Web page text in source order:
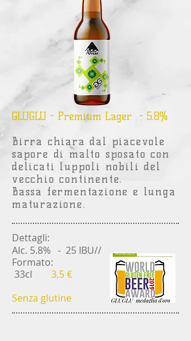
GLUGLU - Premium Lager - 5.8%
Birra chiara dal piacevole
sapore di malto sposato con
delicati luppoli nobili del
vecchio continente.
Bassa fermentazione e lunga
maturazione.
Dettagli:
Alc. 5.8% - 25 IBU//
Formato:
33cl
3,5 €
Senza glutine